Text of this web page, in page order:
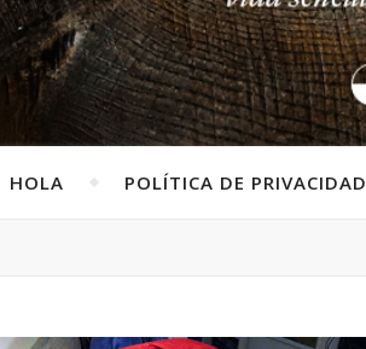
HOLA POLÍTICA DE PRIVACIDAD